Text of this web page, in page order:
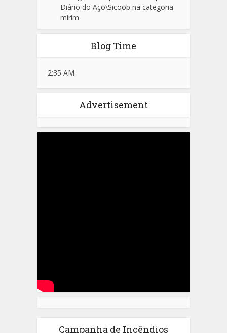
Diário do Aço\Sicoob na categoria
mirim
Blog Time
2:35 AM
Advertisement
Campanha de Incêndios